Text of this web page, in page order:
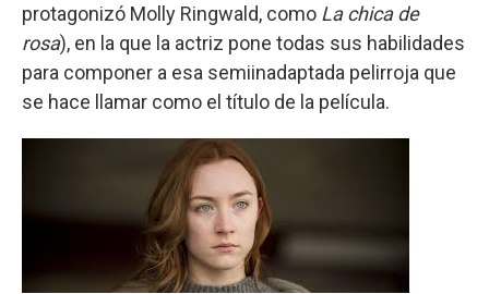
protagonizó Molly Ringwald, como La chica de
rosa), en la que la actriz pone todas sus habilidades
para componer a esa semiinadaptada pelirroja que
se hace llamar como el título de la película.